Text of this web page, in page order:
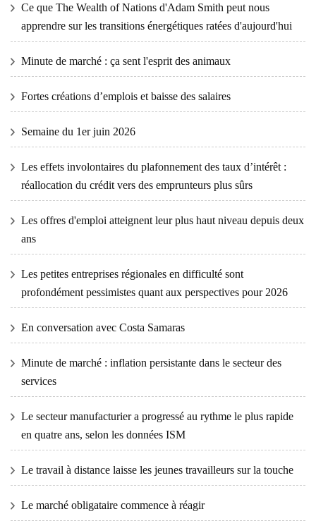
Ce que The Wealth of Nations d'Adam Smith peut nous
apprendre sur les transitions énergétiques ratées d'aujourd'hui
Minute de marché : ça sent l'esprit des animaux
Fortes créations d’emplois et baisse des salaires
Semaine du 1er juin 2026
Les effets involontaires du plafonnement des taux d’intérêt :
réallocation du crédit vers des emprunteurs plus sûrs
Les offres d'emploi atteignent leur plus haut niveau depuis deux
ans
Les petites entreprises régionales en difficulté sont
profondément pessimistes quant aux perspectives pour 2026
En conversation avec Costa Samaras
Minute de marché : inflation persistante dans le secteur des
services
Le secteur manufacturier a progressé au rythme le plus rapide
en quatre ans, selon les données ISM
Le travail à distance laisse les jeunes travailleurs sur la touche
Le marché obligataire commence à réagir